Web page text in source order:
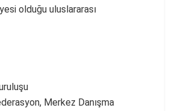
olduğu uluslararası
Merkez Danışma